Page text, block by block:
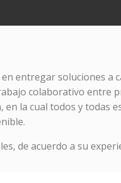
entregar soluciones a
colaborativo entre
la cual todos y todas
de acuerdo a su